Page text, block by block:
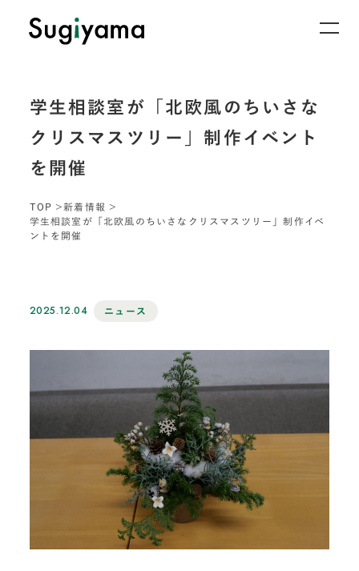
学生相談室が「北欧風のちいさな
クリスマスツリー」制作イベント
を開催
TOP
新着情報
学生相談室が「北欧風のちいさなクリスマスツリー」制作イベ
ントを開催
2025.12.04 ニュース